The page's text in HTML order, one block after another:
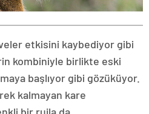
etkisini kaybediyor gibi
kombiniyle birlikte eski
başlıyor gibi gözüküyor.
kalmayan kare
bir rujla da